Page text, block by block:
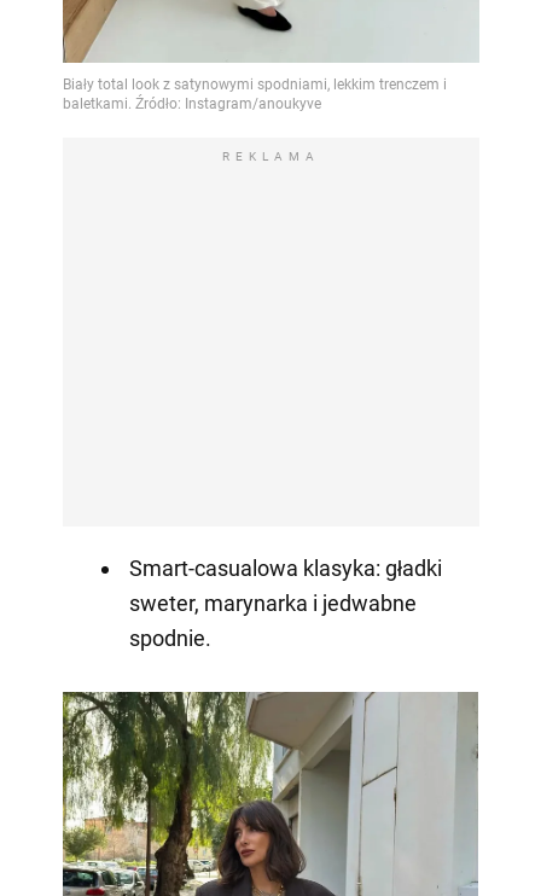
REKLAMA
Smart-casualowa klasyka: gładki
sweter, marynarka i jedwabne
spodnie.